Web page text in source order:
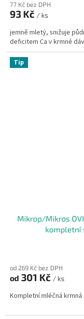
77 Kč bez DPH
93 Kč / ks
jemně mletý, snižuje
deficitem Ca v krmné
Tip
Mikrop/Mikros
kompletní
od 269 Kč bez DPH
od 301 Kč / ks
Kompletní mléčná